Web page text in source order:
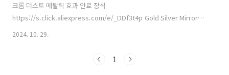
크롬 더스트 메탈릭 효과 안료 장식
https://s.click.aliexpress.com/e/_DDf3t4p Gold Silver Mirror
Powder Nail Art Glitter Rose Gold Champange UV Gel Polish
Shopping, Better Living! Aliexpress.comwww.aliexpress.com출
2024. 10. 29.
1